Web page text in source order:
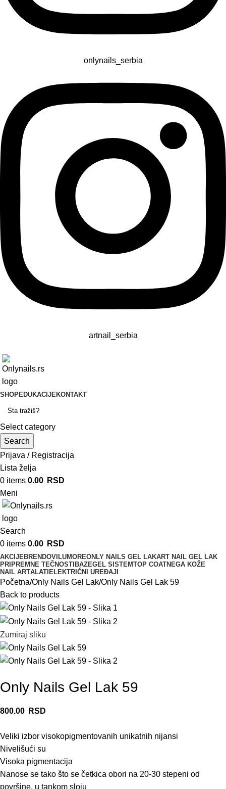
onlynails_serbia
artnail_serbia
SHOPEDUKACIJEKONTAKT
Select category
Search
Prijava / Registracija
Lista želja
0 items 0.00 RSD
Meni
Search
0 items 0.00 RSD
AKCIJEBRENDOVI LUMOREONLY NAILS GEL LAKART NAIL GEL LAK
PRIPREMNE TEČNOSTI BAZEGEL SISTEMTOP COATNEGA KOŽE
NAIL ARTALATI ELEKTRIČNI UREĐAJI
Početna Only Nails Gel Lak Only Nails Gel Lak 59
Back to products
Zumiraj sliku
Only Nails Gel Lak 59
800.00 RSD
Veliki izbor visokopigmentovanih unikatnih nijansi
Nivelišući su
Visoka pigmentacija
Nanose se tako što se četkica obori na 20-30 stepeni od
površine, u tankom sloju